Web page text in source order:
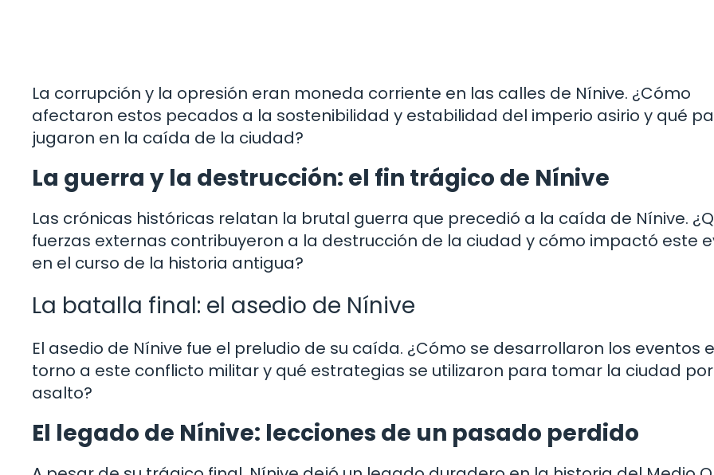
La corrupción y la opresión eran moneda corriente en las calles de Nínive. ¿Cómo
afectaron estos pecados a la sostenibilidad y estabilidad del imperio asirio y qué
jugaron en la caída de la ciudad?
La guerra y la destrucción: el fin trágico de Nínive
Las crónicas históricas relatan la brutal guerra que precedió a la caída de Nínive.
fuerzas externas contribuyeron a la destrucción de la ciudad y cómo impactó este
en el curso de la historia antigua?
La batalla final: el asedio de Nínive
El asedio de Nínive fue el preludio de su caída. ¿Cómo se desarrollaron los eventos
torno a este conflicto militar y qué estrategias se utilizaron para tomar la ciudad por
asalto?
El legado de Nínive: lecciones de un pasado perdido